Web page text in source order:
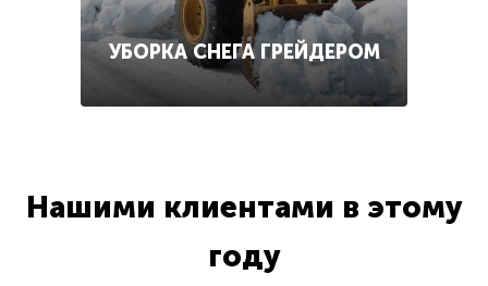
УБОРКА СНЕГА ГРЕЙДЕРОМ
Нашими клиентами в этому
году